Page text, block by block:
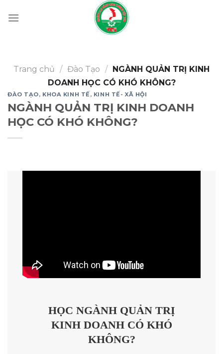
Trang chủ / Đào Tạo / NGÀNH QUẢN TRỊ KINH
DOANH HỌC CÓ KHÓ KHÔNG?
ĐÀO TẠO, KHOA KINH TẾ , KINH TẾ- XÃ HỘI
NGÀNH QUẢN TRỊ KINH DOANH
HỌC CÓ KHÓ KHÔNG?
HỌC NGÀNH QUẢN TRỊ
KINH DOANH CÓ KHÓ
KHÔNG?